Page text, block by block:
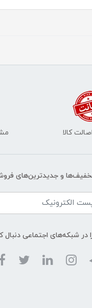
کالا
و جدیدترین‌های
در شبکه‌های اجتماعی دنبال